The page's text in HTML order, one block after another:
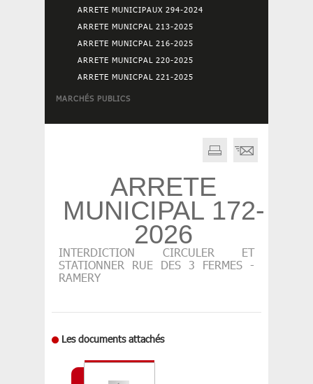
ARRETE MUNICIPAUX 294-2024
ARRETE MUNICPAL 213-2025
ARRETE MUNICPAL 216-2025
ARRETE MUNICPAL 220-2025
ARRETE MUNICPAL 221-2025
MARCHÉS PUBLICS
ARRETE
MUNICIPAL 172-
2026
INTERDICTION CIRCULER ET
STATIONNER RUE DES 3 FERMES -
RAMERY
Les documents attachés